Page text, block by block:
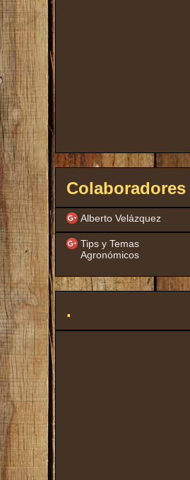
Colaboradores
Alberto Velázquez
Tips y Temas
Agronómicos
.